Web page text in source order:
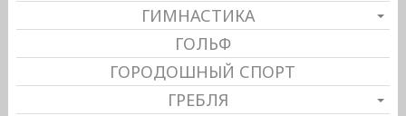
ГИМНАСТИКА
ГОЛЬФ
ГОРОДОШНЫЙ СПОРТ
ГРЕБЛЯ